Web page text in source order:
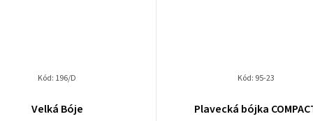
Velká Bóje
Kód: 196/D
Plavecká bójka
Kód: 95-23